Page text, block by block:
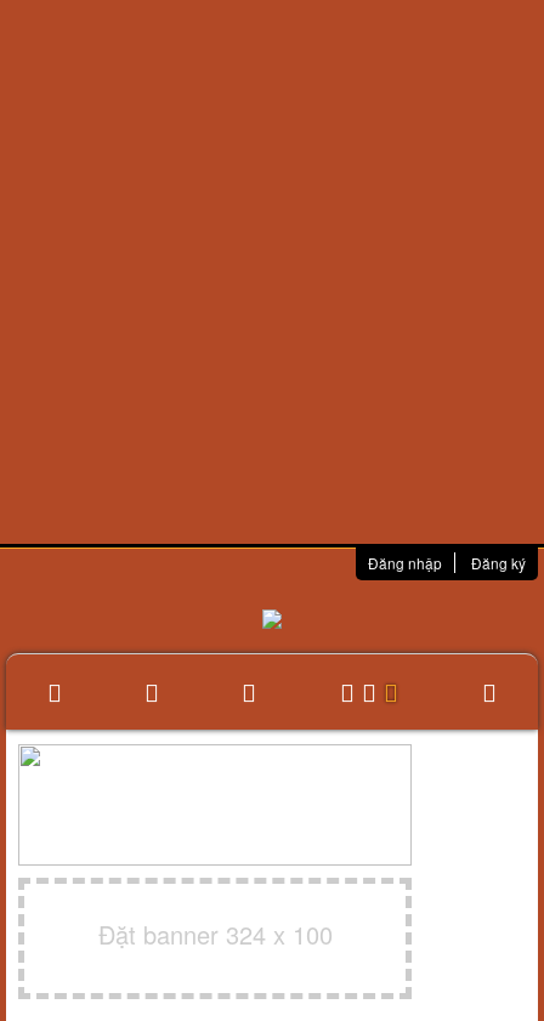
Đăng nhập Đăng ký
Đặt banner 324 x 100